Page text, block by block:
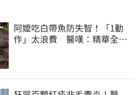
阿嬤吃白帶魚防失智！「1動
作」太浪費 醫嘆：精華全沒